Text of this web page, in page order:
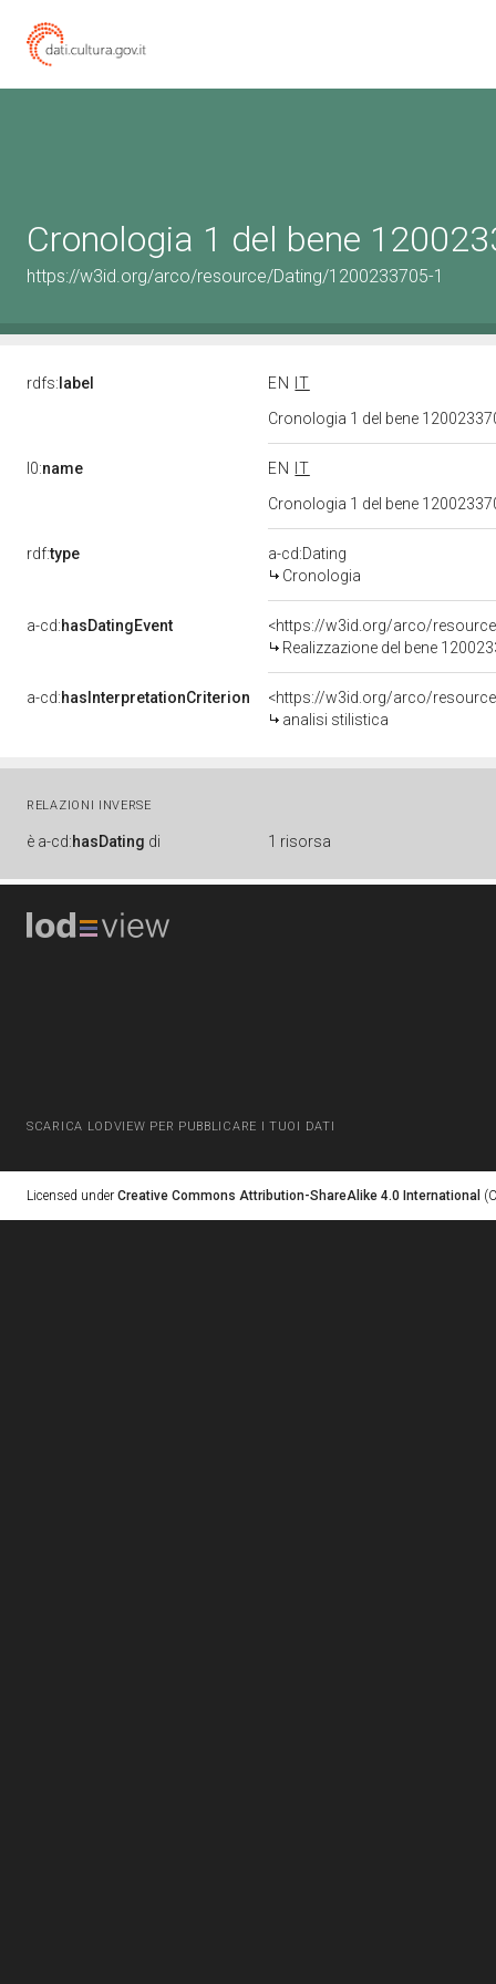
Cronologia 1 del bene
https://w3id.org/arco/resource/Dating/1200233705-1
rdfs: label EN
IT
Cronologia 1 del bene
l0:name EN
IT
Cronologia 1 del bene
rdf:type
a-cd:Dating
Cronologia
a-cd:hasDatingEvent
<https://w3id.org/arco/
Realizzazione del bene
a-cd:hasInterpretationCriterion
<https://w3id.org/arco/
analisi stilistica
RELAZIONI INVERSE
è a-cd:hasDating di 1 risorsa
SCARICA LODVIEW PER PUBBLICARE I TUOI DATI
Licensed under Creative Commons Attribution-ShareAlike 4.0 International